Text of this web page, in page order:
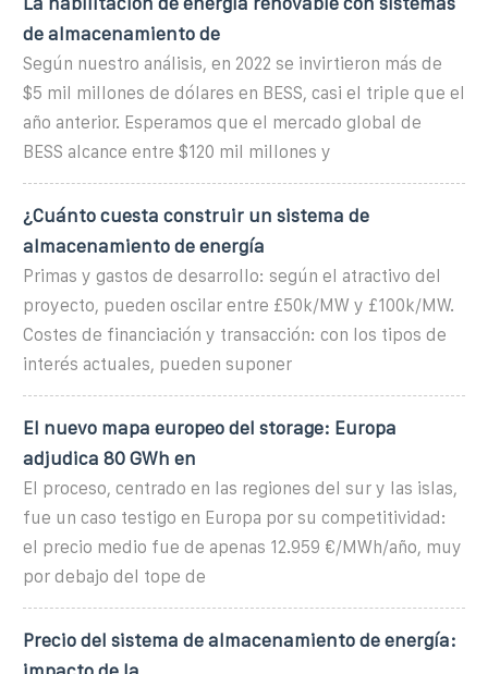
de almacenamiento de
Según nuestro análisis, en 2022 se invirtieron más de
$5 mil millones de dólares en BESS, casi el triple que el
año anterior. Esperamos que el mercado global de
BESS alcance entre $120 mil millones y
¿Cuánto cuesta construir un sistema de
almacenamiento de energía
Primas y gastos de desarrollo: según el atractivo del
proyecto, pueden oscilar entre £50k/MW y £100k/MW.
Costes de financiación y transacción: con los tipos de
interés actuales, pueden suponer
El nuevo mapa europeo del storage: Europa
adjudica 80 GWh en
El proceso, centrado en las regiones del sur y las islas,
fue un caso testigo en Europa por su competitividad:
el precio medio fue de apenas 12.959 €/MWh/año, muy
por debajo del tope de
Precio del sistema de almacenamiento de energía: